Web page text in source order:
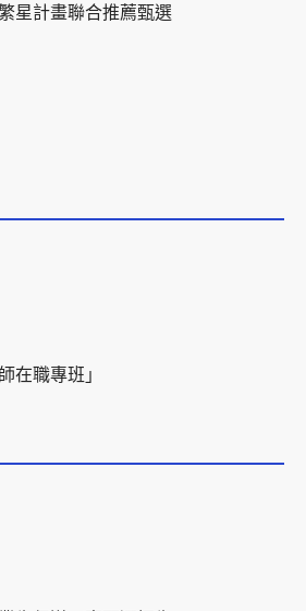
星計畫聯合推薦甄選
在職專班」